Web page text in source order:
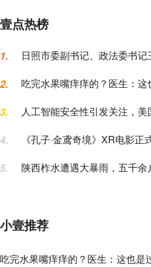
壹点热榜
1.
日照市委副书记、政法委书记
2.
吃完水果嘴痒痒的？医生：这
3.
人工智能安全性引发关注，美
4.
《孔子·金鸢奇境》XR电影正
5.
陕西柞水遭遇大暴雨，五千余
小壹推荐
吃完水果嘴痒痒的？医生：这也是